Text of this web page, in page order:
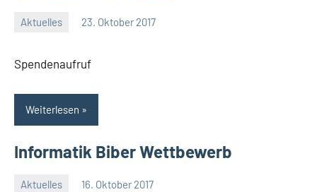
Aktuelles 23. Oktober 2017
Spendenaufruf
Weiterlesen
Informatik Biber Wettbewerb
Aktuelles 16. Oktober 2017